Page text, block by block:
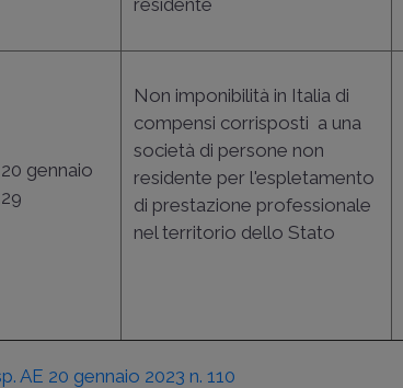
residente
20 gennaio
Non imponibilità in Italia di
compensi corrisposti a una
società di persone non
residente per l'espletamento
di prestazione professionale
nel territorio dello Stato
AE 20 gennaio 2023 n. 110